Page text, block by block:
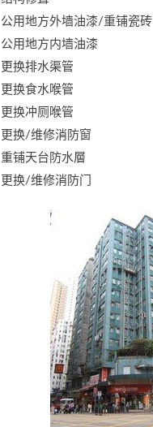
公用地方外墙油漆/重铺瓷砖
公用地方内墙油漆
更换排水渠管
更换食水喉管
更换冲厕喉管
更换/维修消防窗
重铺天台防水層
更换/维修消防门